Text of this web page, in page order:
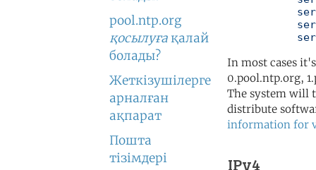
pool.ntp.org
қосылуғақалай
болады?
Жеткізушілерге
арналған
ақпарат
Пошта
тізімдері
In most cases
0.pool.ntp.org,
The system will
distribute
information for
IPv4